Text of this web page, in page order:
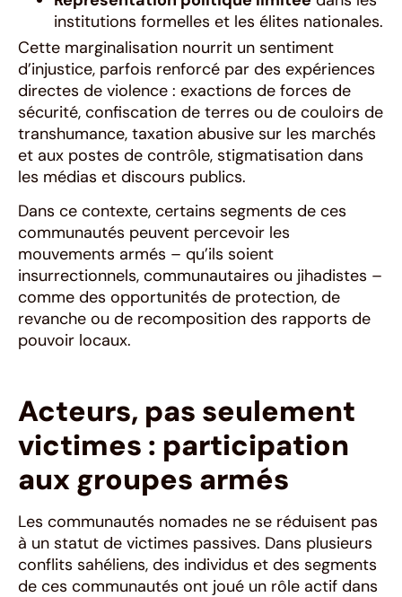
institutions formelles et les élites nationales.
Cette marginalisation nourrit un sentiment
d’injustice, parfois renforcé par des expériences
directes de violence : exactions de forces de
sécurité, confiscation de terres ou de couloirs de
transhumance, taxation abusive sur les marchés
et aux postes de contrôle, stigmatisation dans
les médias et discours publics.
Dans ce contexte, certains segments de ces
communautés peuvent percevoir les
mouvements armés – qu’ils soient
insurrectionnels, communautaires ou jihadistes –
comme des opportunités de protection, de
revanche ou de recomposition des rapports de
pouvoir locaux.
Acteurs, pas seulement
victimes : participation
aux groupes armés
Les communautés nomades ne se réduisent pas
à un statut de victimes passives. Dans plusieurs
conflits sahéliens, des individus et des segments
de ces communautés ont joué un rôle actif dans